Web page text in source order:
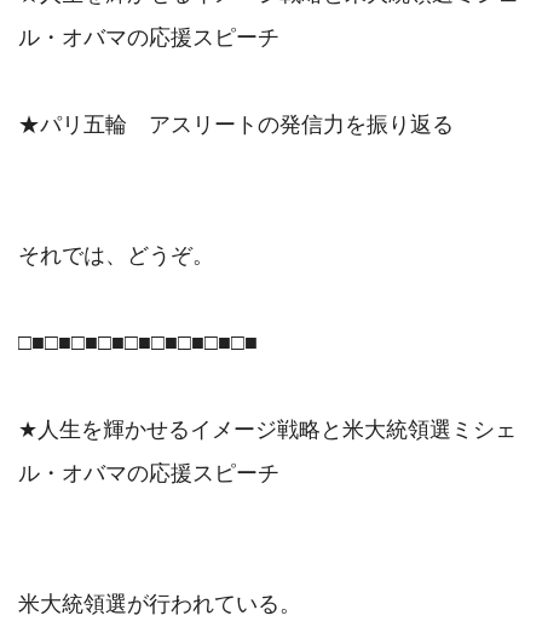
ル・オバマの応援スピーチ
★パリ五輪　アスリートの発信力を振り返る
それでは、どうぞ。
□■□■□■□■□■□■□■□■□■
★人生を輝かせるイメージ戦略と米大統領選ミシェ
ル・オバマの応援スピーチ
米大統領選が行われている。